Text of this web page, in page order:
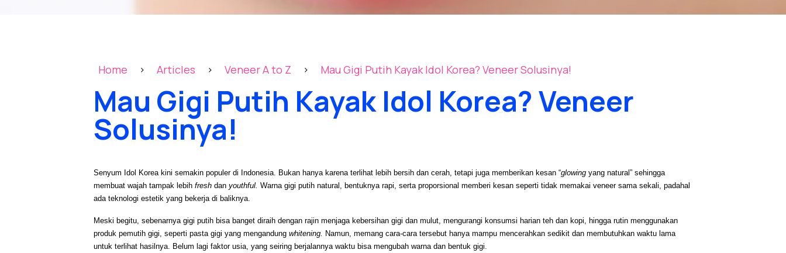
Home > Articles > Veneer A to Z > Mau Gigi Putih Kayak Idol Korea? Veneer Solusinya!
Mau Gigi Putih Kayak Idol Korea? Veneer
Solusinya!
Senyum Idol Korea kini semakin populer di Indonesia. Bukan hanya karena terlihat lebih bersih dan cerah, tetapi juga memberikan kesan “glowing yang natural” sehingga
membuat wajah tampak lebih fresh dan youthful. Warna gigi putih natural, bentuknya rapi, serta proporsional memberi kesan seperti tidak memakai veneer sama sekali, padahal
ada teknologi estetik yang bekerja di baliknya.
Meski begitu, sebenarnya gigi putih bisa banget diraih dengan rajin menjaga kebersihan gigi dan mulut, mengurangi konsumsi harian teh dan kopi, hingga rutin menggunakan
produk pemutih gigi, seperti pasta gigi yang mengandung whitening. Namun, memang cara-cara tersebut hanya mampu mencerahkan sedikit dan membutuhkan waktu lama
untuk terlihat hasilnya. Belum lagi faktor usia, yang seiring berjalannya waktu bisa mengubah warna dan bentuk gigi.